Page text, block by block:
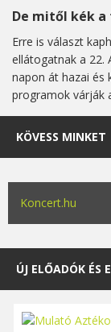
De mitől kék
Erre is választ
ellátogatnak a 22.
napon át hazai és
programok várják
KÖVESS MINKET
Koncert.hu
ÚJ ELŐADÓK ÉS